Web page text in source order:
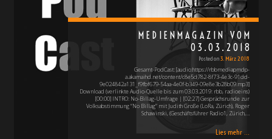
MEDIENMAGAZIN VOM
03.03.2018
Posted on3. März 2018
Gesamt-PodCast: [audio:https://rbbmediapmdp-
a.akamaihd.net/content/c8e5d782-8f73-4e3c-91dd-
9e024842a131_f9fbf679-54aa-4e0f-b349-09e8e3b28b09.mp3]
Download (verlinkte Audio-Quelle bis zum 03.03.2019: rbb, radioeins)
[00:00] INTRO: No-Billag-Umfrage | [02:27] Gesprächsrunde zur
Volksabstimmung “No Billag” mit Judith Große (LoRa, Zürich), Roger
Schawinski, (Geschäftsführer Radio1, Zürich,…
Lies mehr ...